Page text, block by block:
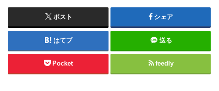
ポスト シェア
はてブ 送る
Pocket feedly